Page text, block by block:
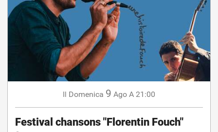
Il Domenica 9 Ago A 21:00
Festival chansons "Florentin Fouch"